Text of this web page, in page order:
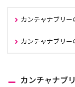
カンチャナブリー
カンチャナブリー
カンチャナブ